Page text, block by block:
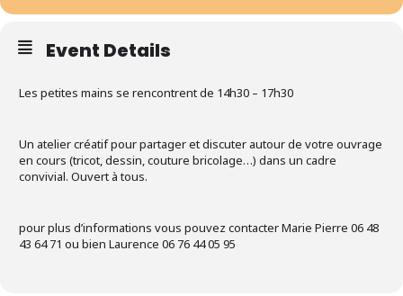
Event Details
Les petites mains se rencontrent de 14h30 – 17h30
Un atelier créatif pour partager et discuter autour de votre ouvrage
en cours (tricot, dessin, couture bricolage…) dans un cadre
convivial. Ouvert à tous.
pour plus d’informations vous pouvez contacter Marie Pierre 06 48
43 64 71 ou bien Laurence 06 76 44 05 95